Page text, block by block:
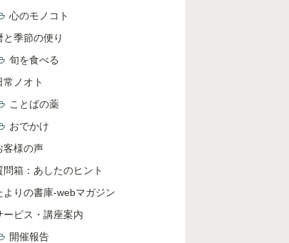
心のモノコト
と季節の便り
旬を食べる
常ノオト
ことばの薬
おでかけ
客様の声
問箱：あしたのヒント
よりの書庫-webマガジン
ービス・講座案内
開催報告